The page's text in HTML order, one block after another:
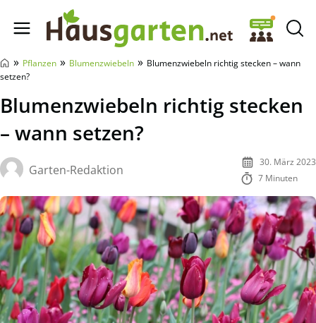
Hausgarten.net
» Pflanzen » Blumenzwiebeln » Blumenzwiebeln richtig stecken – wann
setzen?
Blumenzwiebeln richtig stecken
– wann setzen?
Garten-Redaktion
30. März 2023
7 Minuten